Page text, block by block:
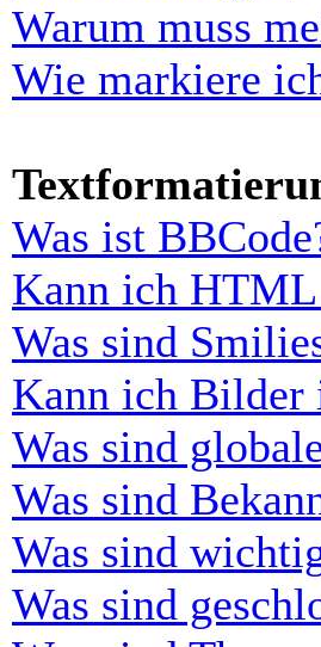
Warum muss
Wie markiere
Was ist
Kann ich HTML
Was sind
Kann ich Bilder
Was sind
Was sind
Was sind
Was sind